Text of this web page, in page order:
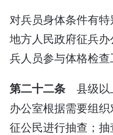
对兵员身体条件有
地方人民政府征兵
兵人员参与体格检查
第二十二条 县级以
办公室根据需要组
征公民进行抽查；